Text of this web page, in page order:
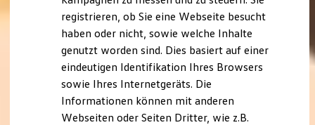
ID. Software Versionen und Updates
Digitale Extras
Schnittstellen zu Ihrem ID.
Hybridautos
Marke und Erlebnis
Volkswagen R und R Experience
R-Modelle
R Experience
Driving Experience
registrieren, ob Sie eine Webseite besucht
haben oder nicht, sowie welche Inhalte
genutzt worden sind. Dies basiert auf einer
eindeutigen Identifikation Ihres Browsers
sowie Ihres Internetgeräts. Die
Informationen können mit anderen
Webseiten oder Seiten Dritter, wie z.B.